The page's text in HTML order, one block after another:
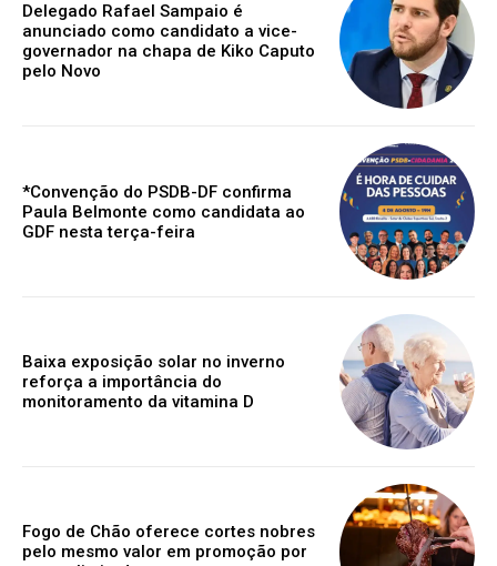
Delegado Rafael Sampaio é
anunciado como candidato a vice-
governador na chapa de Kiko Caputo
pelo Novo
*Convenção do PSDB-DF confirma
Paula Belmonte como candidata ao
GDF nesta terça-feira
Baixa exposição solar no inverno
reforça a importância do
monitoramento da vitamina D
Fogo de Chão oferece cortes nobres
pelo mesmo valor em promoção por